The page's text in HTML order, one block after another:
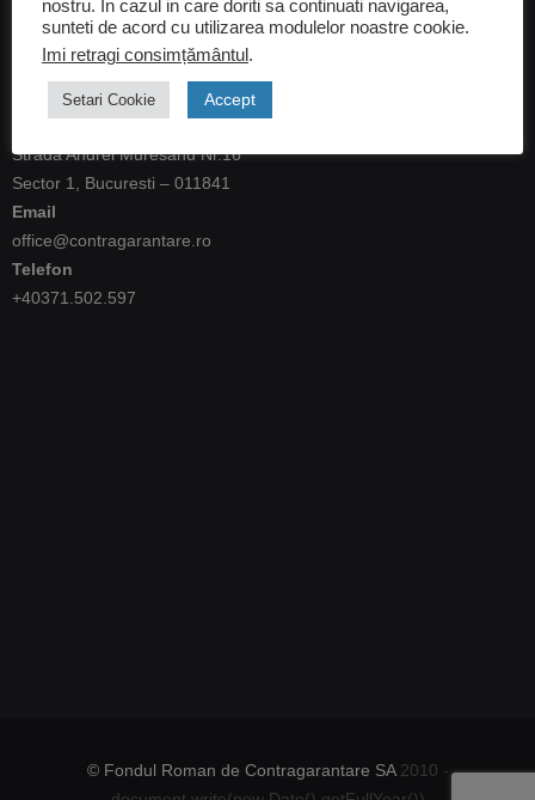
CONTACT
Strada Andrei Muresanu Nr.16
Sector 1, Bucuresti – 011841
Email
office@contragarantare.ro
Telefon
+40371.502.597
© Fondul Roman de Contragarantare SA2010 -
nostru. In cazul in care doriti sa continuati navigarea,
sunteti de acord cu utilizarea modulelor noastre cookie.
Imi retragi consimțământul .
Setari Cookie Accept